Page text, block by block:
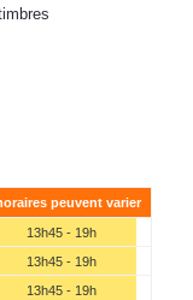
peuvent varier
13h45 - 19h
13h45 - 19h
13h45 - 19h